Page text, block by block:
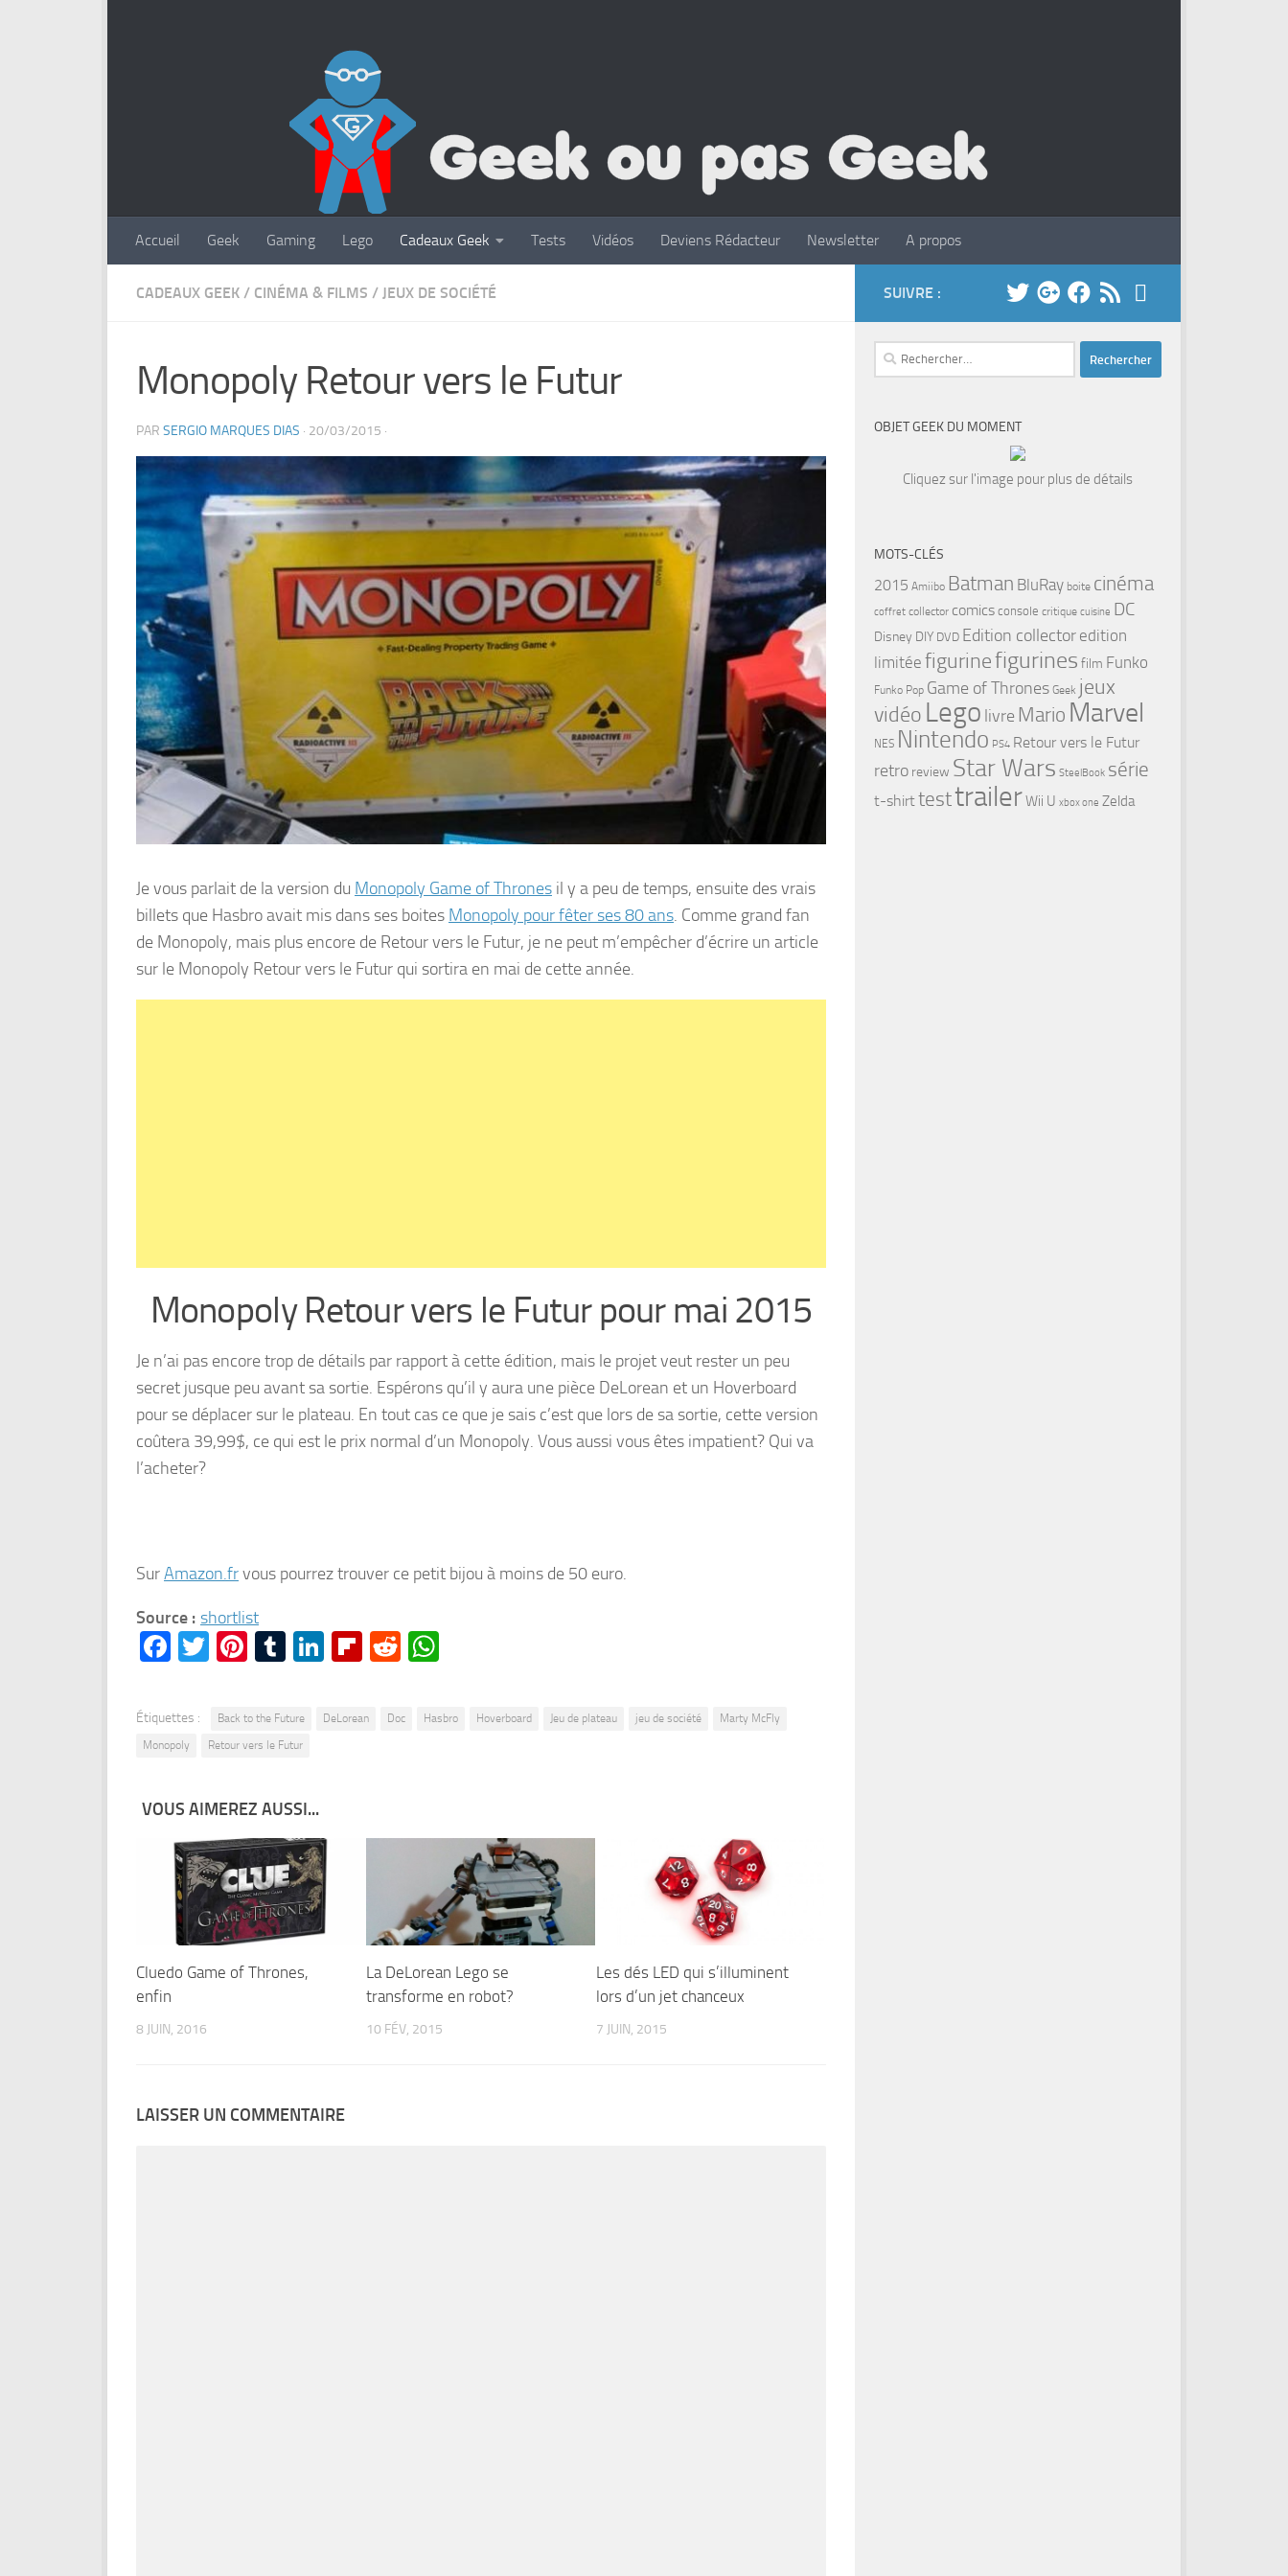
Accueil Geek Gaming Lego Cadeaux Geek Tests Vidéos Deviens Rédacteur Newsletter A propos
CADEAUX GEEK / CINÉMA & FILMS / JEUX DE SOCIÉTÉ
Monopoly Retour vers le Futur
PAR SERGIO MARQUES DIAS · 20/03/2015 ·
Je vous parlait de la version du Monopoly Game of Thrones il y a peu de temps, ensuite des vrais
billets que Hasbro avait mis dans ses boites Monopoly pour fêter ses 80 ans. Comme grand fan
de Monopoly, mais plus encore de Retour vers le Futur, je ne peut m’empêcher d’écrire un article
sur le Monopoly Retour vers le Futur qui sortira en mai de cette année.
Monopoly Retour vers le Futur pour mai 2015
Je n’ai pas encore trop de détails par rapport à cette édition, mais le projet veut rester un peu
secret jusque peu avant sa sortie. Espérons qu’il y aura une pièce DeLorean et un Hoverboard
pour se déplacer sur le plateau. En tout cas ce que je sais c’est que lors de sa sortie, cette version
coûtera 39,99$, ce qui est le prix normal d’un Monopoly. Vous aussi vous êtes impatient? Qui va
l’acheter?
SurAmazon.frvous pourrez trouver ce petit bijou à moins de 50 euro.
Source : shortlist
Facebook
Twitter
Pinterest
Tumblr
LinkedIn
Flipboard
Reddit
Étiquettes : Back to the Future DeLorean Doc Hasbro Hoverboard Jeu de plateau jeu de société
Marty McFly
Monopoly
Retour vers le Futur
VOUS AIMEREZ AUSSI...
Cluedo Game of Thrones,
enfin
8 JUIN, 2016
La DeLorean Lego se
transforme en robot?
10 FÉV, 2015
Les dés LED qui s’illuminent
lors d’un jet chanceux
7 JUIN, 2015
LAISSER UN COMMENTAIRE
SUIVRE :
Rechercher :
OBJET GEEK DU MOMENT
Cliquez sur l'image pour plus de détails
MOTS-CLÉS
2015 Amiibo Batman BluRay boite cinéma
coffret collector comics console critique cuisine DC
Disney DIY DVD Edition collector edition
limitée figurinefigurines film Funko
Funko Pop Game of Thrones Geek jeux
vidéo Lego livre Mario Marvel
NES Nintendo PS4 Retour vers le Futur
retro review Star Wars SteelBook série
t-shirttesttrailerWii U xbox one Zelda